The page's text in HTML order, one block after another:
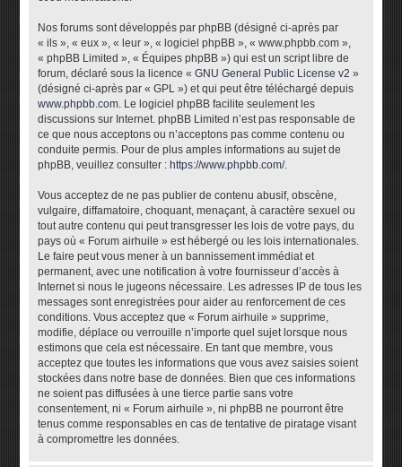
Nos forums sont développés par phpBB (désigné ci-après par
« ils », « eux », « leur », « logiciel phpBB », « www.phpbb.com »,
« phpBB Limited », « Équipes phpBB ») qui est un script libre de
forum, déclaré sous la licence «GNU General Public License v2 »
(désigné ci-après par « GPL ») et qui peut être téléchargé depuis
www.phpbb.com. Le logiciel phpBB facilite seulement les
discussions sur Internet. phpBB Limited n’est pas responsable de
ce que nous acceptons ou n’acceptons pas comme contenu ou
conduite permis. Pour de plus amples informations au sujet de
phpBB, veuillez consulter : https://www.phpbb.com/.
Vous acceptez de ne pas publier de contenu abusif, obscène,
vulgaire, diffamatoire, choquant, menaçant, à caractère sexuel ou
tout autre contenu qui peut transgresser les lois de votre pays, du
pays où « Forum airhuile » est hébergé ou les lois internationales.
Le faire peut vous mener à un bannissement immédiat et
permanent, avec une notification à votre fournisseur d’accès à
Internet si nous le jugeons nécessaire. Les adresses IP de tous les
messages sont enregistrées pour aider au renforcement de ces
conditions. Vous acceptez que « Forum airhuile » supprime,
modifie, déplace ou verrouille n’importe quel sujet lorsque nous
estimons que cela est nécessaire. En tant que membre, vous
acceptez que toutes les informations que vous avez saisies soient
stockées dans notre base de données. Bien que ces informations
ne soient pas diffusées à une tierce partie sans votre
consentement, ni « Forum airhuile », ni phpBB ne pourront être
tenus comme responsables en cas de tentative de piratage visant
à compromettre les données.